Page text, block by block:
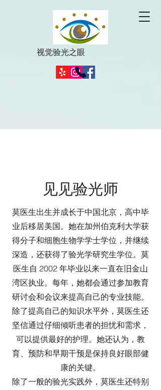
视觉验光之眼
见见验光师
莫医生出生并成长于中国北京，高中毕
业后移居美国。她在加州伯克利大学获
得分子和细胞生物学学士学位，并继续
深造，还获得了验光学研究生学位。莫
医生自 2002 年毕业以来一直在旧金山
湾区执业。每年，她都会通过参加教育
研讨会和会议来提高自己的专业技能。
除了提高自己的知识水平外，莫医生还
坚信通过仔细倾听患者的担忧和需求，
可以提供最好的护理。她还认为，教
育、预防和早期干预是保持良好眼部健
康的关键。
除了一般的验光实践外，莫医生还特别